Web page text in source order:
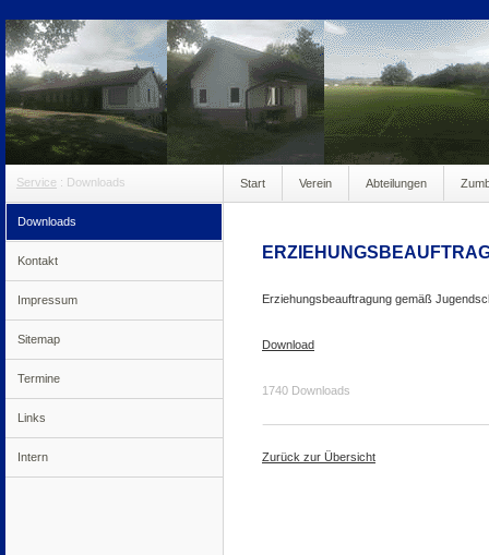
Service : Downloads
:Erziehungsbeauftragung
Start Verein Abteilungen
Downloads
Kontakt
Impressum
Sitemap
Termine
Links
Intern
Erziehungsbeauftragung gemäß
Download
1740 Downloads
Zurück zur Übersicht